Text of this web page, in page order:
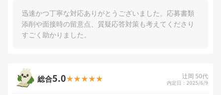
迅速かつ丁寧な対応ありがとうございました。応募書類
添削や面接時の留意点、質疑応答対策も考えてくださり
すごく助かりました。
総合5.0 辻岡 50代
内定日：2025/6/9